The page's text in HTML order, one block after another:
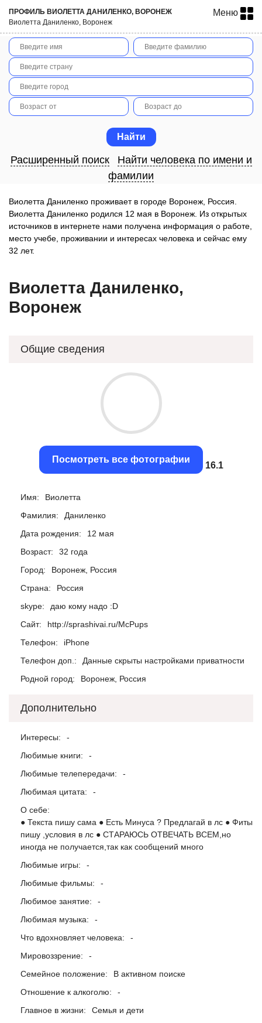
ПРОФИЛЬ ВИОЛЕТТА ДАНИЛЕНКО, ВОРОНЕЖ
Виолетта Даниленко, Воронеж
Меню
Расширенный поиск
Найти человека по имени и
фамилии
Виолетта Даниленко проживает в городе Воронеж, Россия.
Виолетта Даниленко родился 12 мая в Воронеж. Из открытых
источников в интернете нами получена информация о работе,
место учебе, проживании и интересах человека и сейчас ему
32 лет.
Виолетта Даниленко,
Воронеж
Общие сведения
Посмотреть все фотографии
15.79
Имя:
Виолетта
Фамилия:
Даниленко
Дата рождения:
12 мая
Возраст:
32 года
Город:
Воронеж, Россия
Страна:
Россия
skype:
даю кому надо :D
Сайт:
http://sprashivai.ru/McPups
Телефон:
iPhone
Телефон доп.:
Данные скрыты настройками приватности
Родной город:
Воронеж, Россия
Дополнительно
Интересы:
-
Любимые книги:
-
Любимые телепередачи:
-
Любимая цитата:
-
О себе:
● Текста пишу сама ● Есть Минуса ? Предлагай в лс ● Фиты
пишу ,условия в лс ● СТАРАЮСЬ ОТВЕЧАТЬ ВСЕМ,но
иногда не получается,так как сообщений много
Любимые игры:
-
Любимые фильмы:
-
Любимое занятие:
-
Любимая музыка:
-
Что вдохновляет человека:
-
Мировоззрение:
-
Семейное положение:
В активном поиске
Отношение к алкоголю:
-
Главное в жизни:
Семья и дети